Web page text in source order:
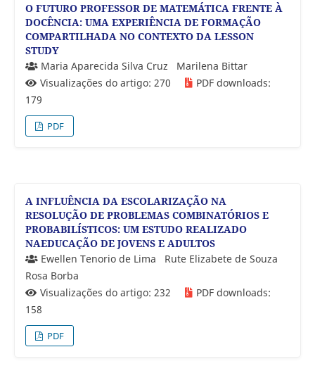
O FUTURO PROFESSOR DE MATEMÁTICA FRENTE À
DOCÊNCIA: UMA EXPERIÊNCIA DE FORMAÇÃO
COMPARTILHADA NO CONTEXTO DA LESSON
STUDY
Maria Aparecida Silva Cruz Marilena Bittar
Visualizações do artigo: 270
PDF downloads:
179
PDF
A INFLUÊNCIA DA ESCOLARIZAÇÃO NA
RESOLUÇÃO DE PROBLEMAS COMBINATÓRIOS E
PROBABILÍSTICOS: UM ESTUDO REALIZADO
NAEDUCAÇÃO DE JOVENS E ADULTOS
Ewellen Tenorio de Lima Rute Elizabete de Souza
Rosa Borba
Visualizações do artigo: 232
PDF downloads:
158
PDF